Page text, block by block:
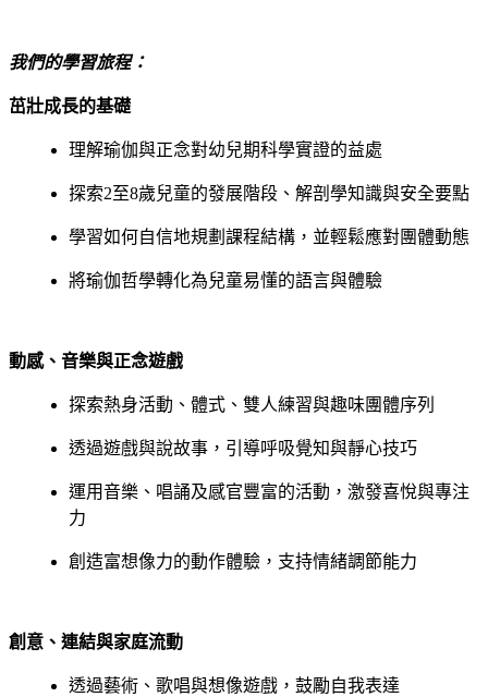
我們的學習旅程：
茁壯成長的基礎
理解瑜伽與正念對幼兒期科學實證的益處
探索2至8歲兒童的發展階段、解剖學知識與安全要點
學習如何自信地規劃課程結構，並輕鬆應對團體動態
將瑜伽哲學轉化為兒童易懂的語言與體驗
動感、音樂與正念遊戲
探索熱身活動、體式、雙人練習與趣味團體序列
透過遊戲與說故事，引導呼吸覺知與靜心技巧
運用音樂、唱誦及感官豐富的活動，激發喜悅與專注
力
創造富想像力的動作體驗，支持情緒調節能力
創意、連結與家庭流動
透過藝術、歌唱與想像遊戲，鼓勵自我表達